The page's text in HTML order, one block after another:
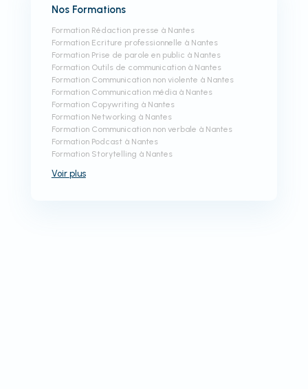
Nos Formations
Formation Rédaction presse à Nantes
Formation Ecriture professionnelle à Nantes
Formation Prise de parole en public à Nantes
Formation Outils de communication à Nantes
Formation Communication non violente à Nantes
Formation Communication média à Nantes
Formation Copywriting à Nantes
Formation Networking à Nantes
Formation Communication non verbale à Nantes
Formation Podcast à Nantes
Formation Storytelling à Nantes
Voir plus